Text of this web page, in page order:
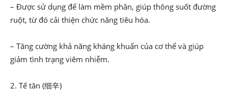
– Được sử dụng để làm mềm phân, giúp thông suốt đường
ruột, từ đó cải thiện chức năng tiêu hóa.
– Tăng cường khả năng kháng khuẩn của cơ thể và giúp
giảm tình trạng viêm nhiễm.
2. Tế tân (细辛)